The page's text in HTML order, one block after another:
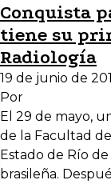
Conquista
tiene su
Radiología
19 de junio de
Por
El 29 de mayo,
de la Facultad
Estado de Río
brasileña.